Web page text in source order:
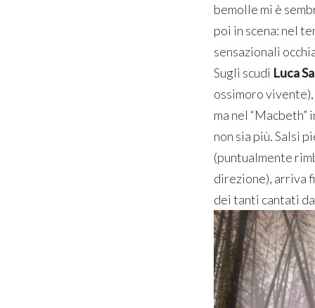
bemolle mi è
poi in scena: nel
sensazionali
Sugli scudi Luca
ossimoro
ma nel
non sia più. Salsi
(puntualmente
direzione), arriva
dei tanti cantati